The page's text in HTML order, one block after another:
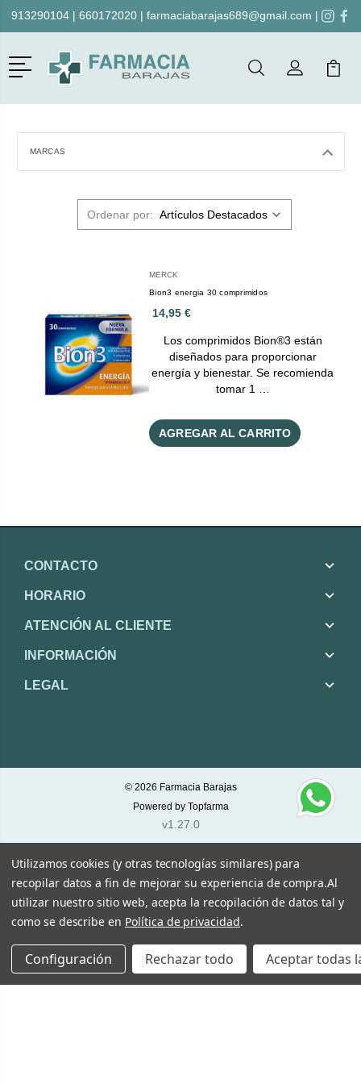
913290104| 660172020| farmaciabarajas689@gmail.com |
Menú
BuscarMi Cuenta
Mi
MARCAS
Ordenar por:
MERCK
Bion3 energia 30 comprimidos
14,95 €
Los comprimidos Bion®3 están
diseñados para proporcionar
energía y bienestar. Se recomienda
tomar 1 …
AGREGAR AL CARRITO
CONTACTO
HORARIO
ATENCIÓN AL CLIENTE
INFORMACIÓN
LEGAL
© 2026 Farmacia Barajas
Powered by Topfarma
v1.27.0
Utilizamos cookies (y otras tecnologías similares) para
recopilar datos a fin de mejorar su experiencia de compra.Al
utilizar nuestro sitio web, acepta la recopilación de datos tal y
como se describe en Política de privacidad.
Configuración Rechazar todo Aceptar todas